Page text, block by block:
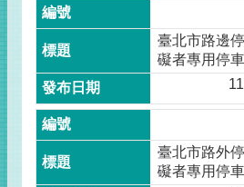
臺北市路邊
礙者專用停
臺北市路外
礙者專用停